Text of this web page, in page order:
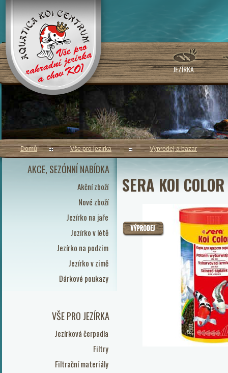
JEZÍRKA
AKCE, SEZÓNNÍ NABÍDKA
Akční zboží
Nové zboží
Jezírko na jaře
Jezírko v létě
Jezírko na podzim
Jezírko v zimě
Dárkové poukazy
VŠE PRO JEZÍRKA
Jezírková čerpadla
Filtry
Filtrační materiály
Domů Vše pro jezírka Výprodej a bazar
SERA KOI